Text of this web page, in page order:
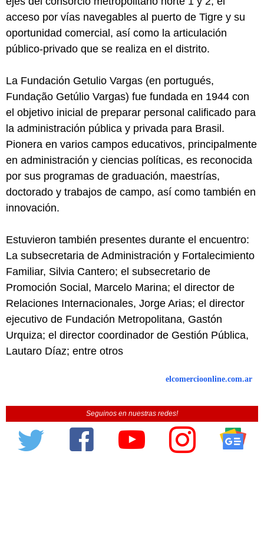
acceso por vías navegables al puerto de Tigre y su
oportunidad comercial, así como la articulación
público-privado que se realiza en el distrito.
La Fundación Getulio Vargas (en portugués,
Fundação Getúlio Vargas) fue fundada en 1944 con
el objetivo inicial de preparar personal calificado para
la administración pública y privada para Brasil.
Pionera en varios campos educativos, principalmente
en administración y ciencias políticas, es reconocida
por sus programas de graduación, maestrías,
doctorado y trabajos de campo, así como también en
innovación.
Estuvieron también presentes durante el encuentro:
La subsecretaria de Administración y Fortalecimiento
Familiar, Silvia Cantero; el subsecretario de
Promoción Social, Marcelo Marina; el director de
Relaciones Internacionales, Jorge Arias; el director
ejecutivo de Fundación Metropolitana, Gastón
Urquiza; el director coordinador de Gestión Pública,
Lautaro Díaz; entre otros
elcomercioonline.com.ar
Seguinos en nuestras redes!